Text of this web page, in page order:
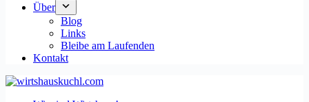
Über
Blog
Links
Bleibe am Laufenden
Kontakt